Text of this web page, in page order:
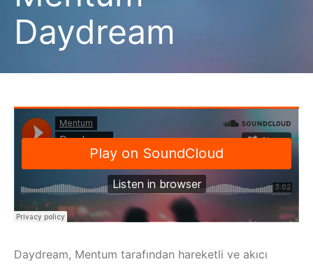
Daydream
Daydream, Mentum tarafından hareketli ve akıcı